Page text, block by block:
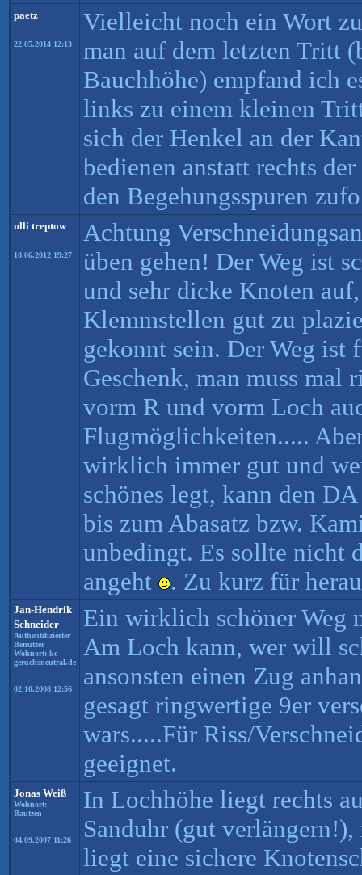
paetz
22.05.2014 12:13
Vielleicht noch ein Wort
man auf dem letzten Tritt
Bauchhöhe) empfand ich
links zu einem kleinen
sich der Henkel an der
bedienen anstatt rechts
den Begehungsspuren
ulli treptow
10.06.2012 19:27
Achtung
üben gehen! Der Weg ist
und sehr dicke Knoten
Klemmstellen gut zu
gekonnt sein. Der Weg ist
Geschenk, man muss mal
vorm R und vorm Loch
Flugmöglichkeiten.....
wirklich immer gut und
schönes legt, kann den
bis zum Abasatz bzw.
unbedingt. Es sollte nicht
angeht
. Zu kurz für
Jan-Hendrik
Schneider
Authentifizierter
Benutzer
Wohnort: kc-
geruchsneutral.de
02.10.2008 12:56
Ein wirklich schöner Weg
Am Loch kann, wer will
ansonsten einen Zug
gesagt ringwertige 9er
wars.....Für Riss/
geeignet.
Jonas Weiß
Wohnort:
Bautzen
04.09.2007 11:26
In Lochhöhe liegt rechts
Sanduhr (gut
liegt eine sichere